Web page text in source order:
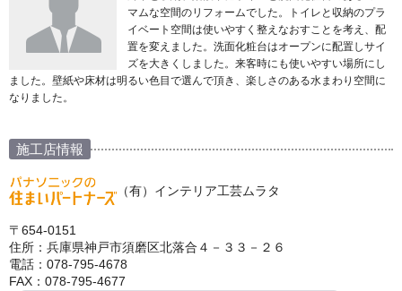
マムな空間のリフォームでした。トイレと収納のプラ
イベート空間は使いやすく整えなおすことを考え、配
置を変えました。洗面化粧台はオープンに配置しサイ
ズを大きくしました。来客時にも使いやすい場所にし
ました。壁紙や床材は明るい色目で選んで頂き、楽しさのある水まわり空間に
なりました。
施工店情報
（有）インテリア工芸ムラタ
〒654-0151
住所：兵庫県神戸市須磨区北落合４－３３－２６
電話：078-795-4678
FAX：078-795-4677